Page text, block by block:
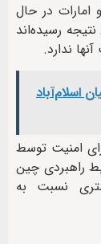
امارات در حال
رسیده‌اند
ندارد.
اسلام‌آباد
امنیت توسط
راهبردی چین
نسبت به